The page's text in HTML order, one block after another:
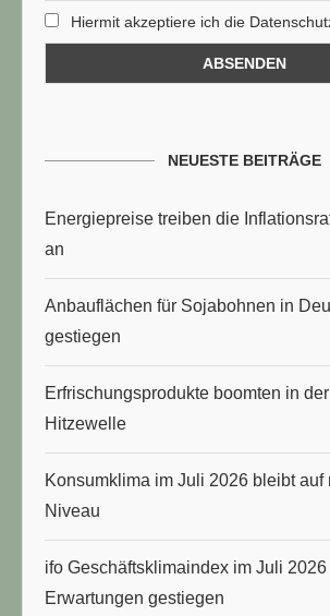
Hiermit akzeptiere ich die
NEUESTE BEITRÄGE
Energiepreise treiben die
an
Anbauflächen für Sojabohnen in
gestiegen
Erfrischungsprodukte boomten in
Hitzewelle
Konsumklima im Juli 2026 bleibt auf
Niveau
ifo Geschäftsklimaindex im Juli
Erwartungen gestiegen